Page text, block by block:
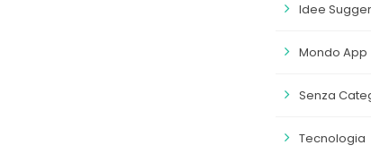
Idee
Mondo App
Senza
Tecnologia